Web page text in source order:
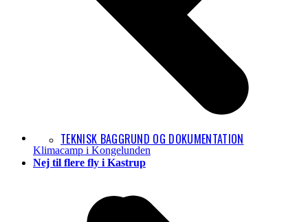
TEKNISK BAGGRUND OG DOKUMENTATION
Klimacamp i Kongelunden
next
Nej til flere fly i Kastrup